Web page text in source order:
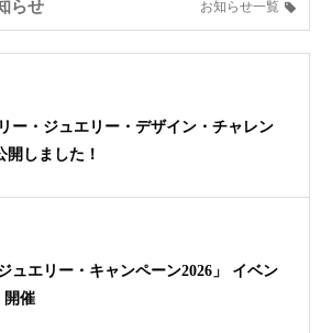
らせ お知らせ一覧
ー・ジュエリー・デザイン・チャレン
しました！
ュエリー・キャンペーン2026」 イベン
開催